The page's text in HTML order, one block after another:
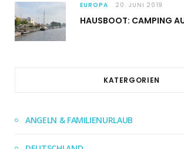
EUROPA 20. JUNI 2019
HAUSBOOT: CAMPING
KATERGORIEN
ANGELN & FAMILIENURLAUB